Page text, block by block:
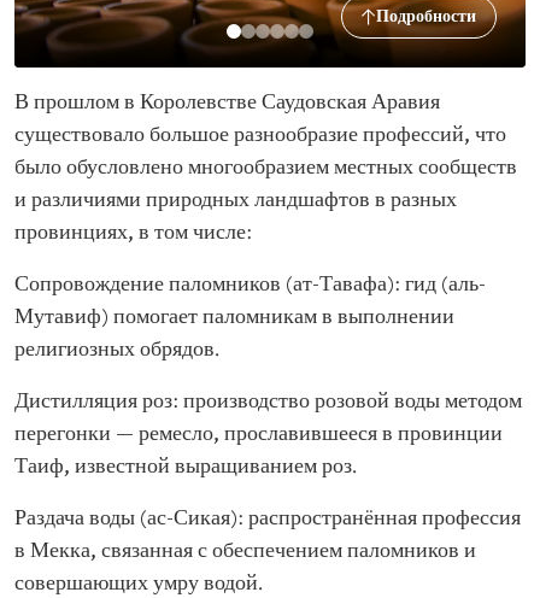
Подробности
В прошлом в Королевстве Саудовская Аравия
существовало большое разнообразие профессий, что
было обусловлено многообразием местных сообществ
и различиями природных ландшафтов в разных
провинциях, в том числе:
Сопровождение паломников (ат-Тавафа): гид (аль-
Мутавиф) помогает паломникам в выполнении
религиозных обрядов.
Дистилляция роз: производство розовой воды методом
перегонки — ремесло, прославившееся в провинции
Таиф, известной выращиванием роз.
Раздача воды (ас-Сикая): распространённая профессия
в Мекка, связанная с обеспечением паломников и
совершающих умру водой.